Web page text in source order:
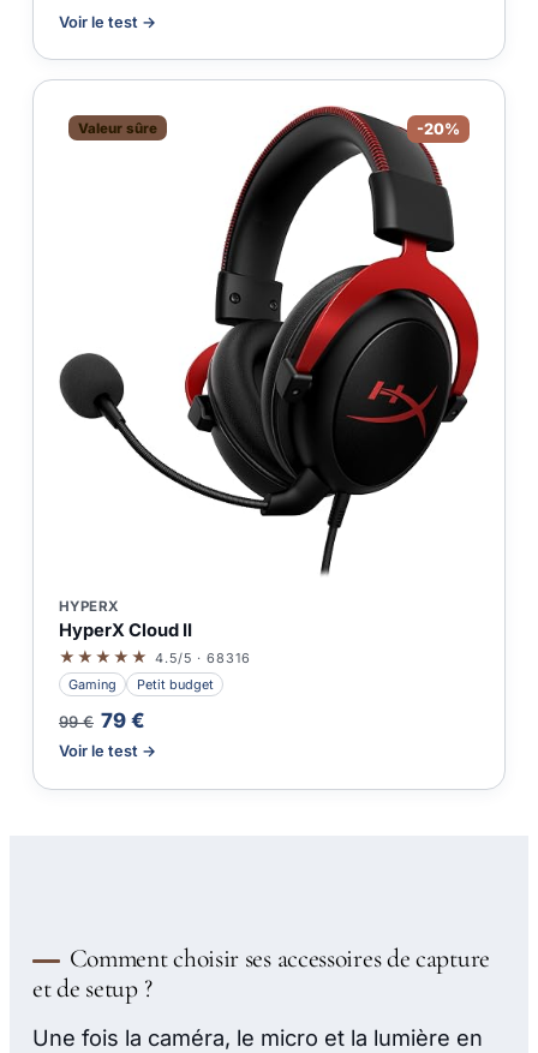
Voir le test →
Valeur sûre -20%
HYPERX
HyperX Cloud II
★★★★★ 4.5/5 · 68316
Gaming
Petit budget
99 € 79 €
Voir le test →
Comment choisir ses accessoires de capture
et de setup ?
Une fois la caméra, le micro et la lumière en